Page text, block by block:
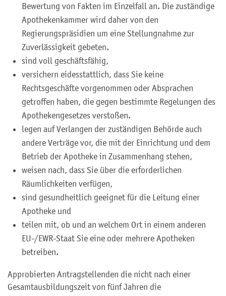
Bewertung von Fakten im Einzelfall an. Die zuständige
Apothekenkammer wird daher von den
Regierungspräsidien um eine Stellungnahme zur
Zuverlässigkeit gebeten.
sind voll geschäftsfähig,
versichern eidesstattlich, dass Sie keine
Rechtsgeschäfte vorgenommen oder Absprachen
getroffen haben, die gegen bestimmte Regelungen des
Apothekengesetzes verstoßen.
legen auf Verlangen der zuständigen Behörde auch
andere Verträge vor, die mit der Einrichtung und dem
Betrieb der Apotheke in Zusammenhang stehen,
weisen nach, dass Sie über die erforderlichen
Räumlichkeiten verfügen,
sind gesundheitlich geeignet für die Leitung einer
Apotheke und
teilen mit, ob und an welchem Ort in einem anderen
EU-/EWR-Staat Sie eine oder mehrere Apotheken
betreiben.
Approbierten Antragstellenden die nicht nach einer
Gesamtausbildungszeit von fünf Jahren die